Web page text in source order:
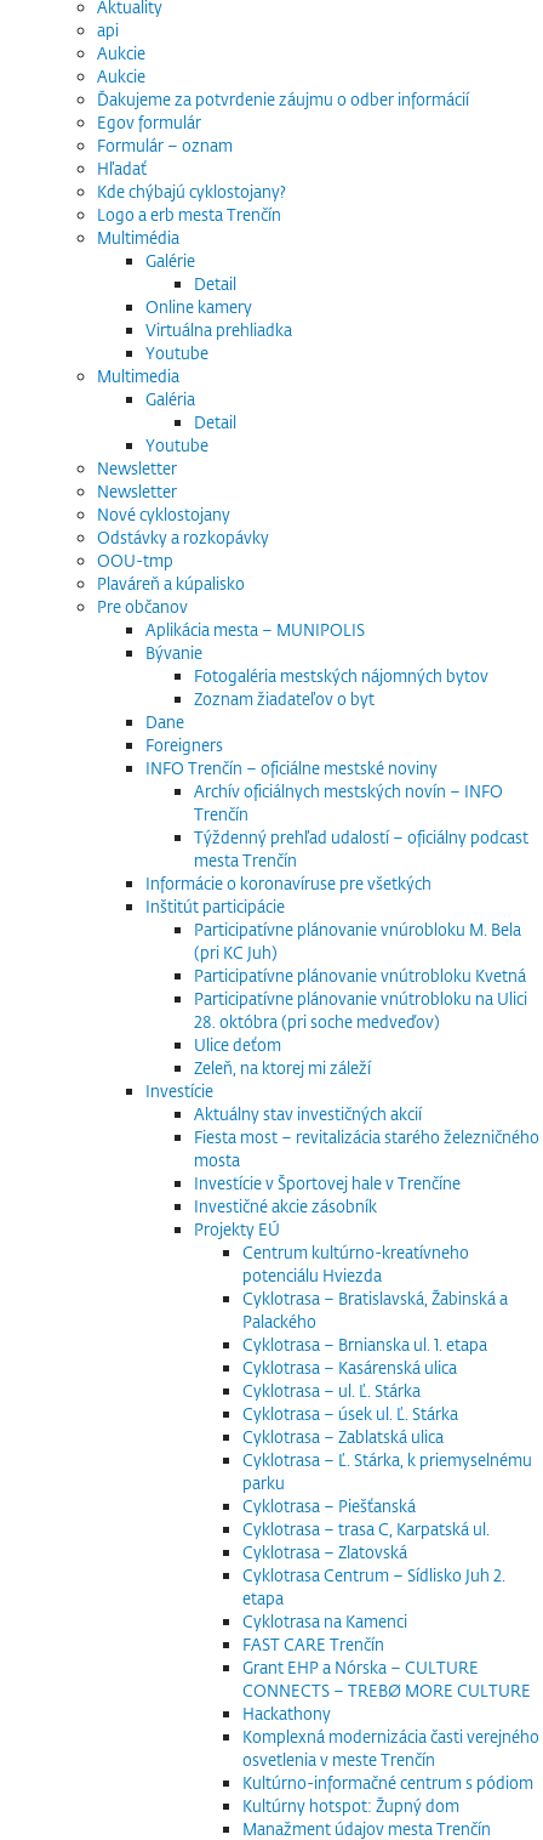
Aktuality
api
Aukcie
Aukcie
Ďakujeme za potvrdenie záujmu o odber informácií
Egov formulár
Formulár – oznam
Hľadať
Kde chýbajú cyklostojany?
Logo a erb mesta Trenčín
Multimédia
Galérie
Detail
Online kamery
Virtuálna prehliadka
Youtube
Multimedia
Galéria
Detail
Youtube
Newsletter
Newsletter
Nové cyklostojany
Odstávky a rozkopávky
OOU-tmp
Plaváreň a kúpalisko
Pre občanov
Aplikácia mesta – MUNIPOLIS
Bývanie
Fotogaléria mestských nájomných bytov
Zoznam žiadateľov o byt
Dane
Foreigners
INFO Trenčín – oficiálne mestské noviny
Archív oficiálnych mestských novín – INFO
Trenčín
Týždenný prehľad udalostí – oficiálny podcast
mesta Trenčín
Informácie o koronavíruse pre všetkých
Inštitút participácie
Participatívne plánovanie vnúrobloku M. Bela
(pri KC Juh)
Participatívne plánovanie vnútrobloku Kvetná
Participatívne plánovanie vnútrobloku na Ulici
28. októbra (pri soche medveďov)
Ulice deťom
Zeleň, na ktorej mi záleží
Investície
Aktuálny stav investičných akcií
Fiesta most – revitalizácia starého železničného
mosta
Investície v Športovej hale v Trenčíne
Investičné akcie zásobník
Projekty EÚ
Centrum kultúrno-kreatívneho
potenciálu Hviezda
Cyklotrasa – Bratislavská, Žabinská a
Palackého
Cyklotrasa – Brnianska ul. 1. etapa
Cyklotrasa – Kasárenská ulica
Cyklotrasa – ul. Ľ. Stárka
Cyklotrasa – úsek ul. Ľ. Stárka
Cyklotrasa – Zablatská ulica
Cyklotrasa – Ľ. Stárka, k priemyselnému
parku
Cyklotrasa – Piešťanská
Cyklotrasa – trasa C, Karpatská ul.
Cyklotrasa – Zlatovská
Cyklotrasa Centrum – Sídlisko Juh 2.
etapa
Cyklotrasa na Kamenci
FAST CARE Trenčín
Grant EHP a Nórska – CULTURE
CONNECTS – TREBØ MORE CULTURE
Hackathony
Komplexná modernizácia časti verejného
osvetlenia v meste Trenčín
Kultúrno-informačné centrum s pódiom
Kultúrny hotspot: Župný dom
Manažment údajov mesta Trenčín